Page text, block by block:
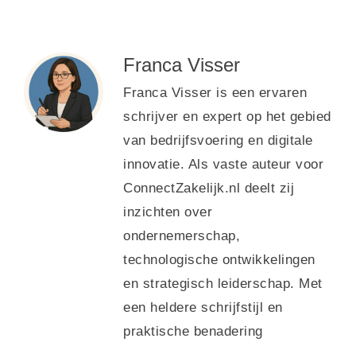
Franca Visser
Franca Visser is een ervaren
schrijver en expert op het gebied
van bedrijfsvoering en digitale
innovatie. Als vaste auteur voor
ConnectZakelijk.nl deelt zij
inzichten over
ondernemerschap,
technologische ontwikkelingen
en strategisch leiderschap. Met
een heldere schrijfstijl en
praktische benadering